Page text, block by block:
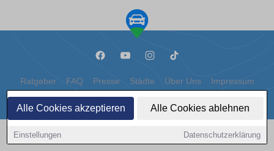
Alle Cookies akzeptieren Alle Cookies ablehnen
Einstellungen Datenschutzerklärung
Ratgeber FAQ Presse Städte Über Uns Impressum
Datenschutz Cookies
Copyright © 2000 - 2026 | 1A Infosysteme GmbH | Content by: 1a-sites-autos